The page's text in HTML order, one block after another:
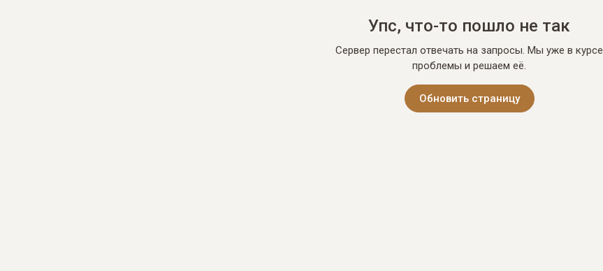
Упс, что-то пошло не так
Сервер перестал отвечать на запросы. Мы уже в курсе
проблемы и решаем её.
Обновить страницу